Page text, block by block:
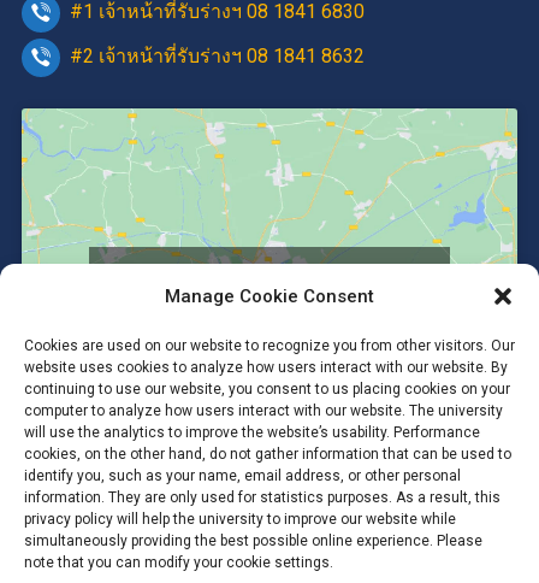
Manage Cookie Consent
Cookies are used on our website to recognize you from other visitors. Our
website uses cookies to analyze how users interact with our website. By
continuing to use our website, you consent to us placing cookies on your
computer to analyze how users interact with our website. The university
will use the analytics to improve the website’s usability. Performance
cookies, on the other hand, do not gather information that can be used to
identify you, such as your name, email address, or other personal
information. They are only used for statistics purposes. As a result, this
privacy policy will help the university to improve our website while
simultaneously providing the best possible online experience. Please
note that you can modify your cookie settings.
#1 เจ้าหน้าที่รับร่างฯ 08 1841 6830
#2 เจ้าหน้าที่รับร่างฯ 08 1841 8632
enable this content